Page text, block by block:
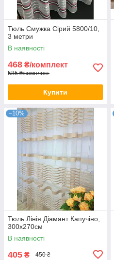
Тюль Смужка Сірий 5800/10,
3 метри
В наявності
468 ₴/комплект
585 ₴/комплект
Купити
–10%
Тюль Лінія Діамант Капучіно,
300х270см
В наявності
405 ₴ 450 ₴